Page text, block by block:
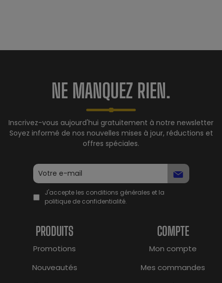
NE MANQUEZ RIEN.
Inscrivez-vous aujourd'hui gratuitement à notre newsletter
Soyez informé de nos nouvelles mises à jour, réductions et
offres spéciales.
J'accepte les conditions générales et la
politique de confidentialité.
PRODUITS
Promotions
Nouveautés
COMPTE
Mon compte
Mes commandes